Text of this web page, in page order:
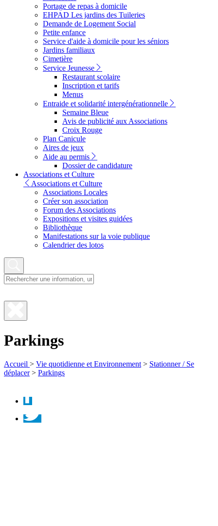
Portage de repas à domicile
EHPAD Les jardins des Tuileries
Demande de Logement Social
Petite enfance
Service d'aide à domicile pour les séniors
Jardins familiaux
Cimetière
Service Jeunesse
Restaurant scolaire
Inscription et tarifs
Menus
Entraide et solidarité intergénérationnelle
Semaine Bleue
Avis de publicité aux Associations
Croix Rouge
Plan Canicule
Aires de jeux
Aide au permis
Dossier de candidature
Associations et Culture
Associations et Culture
Associations Locales
Créer son association
Forum des Associations
Expositions et visites guidées
Bibliothèque
Manifestations sur la voie publique
Calendrier des lotos
Fermer
recherche
Parkings
Accueil > Vie quotidienne et Environnement > Stationner / Se
déplacer > Parkings